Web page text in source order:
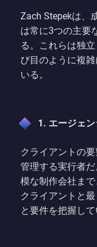
Zach Stepekは、
は常に3つの主要
る。これらは独
び目のように複
いる。
1. エージェ
クライアントの
管理する実行者
模な制作会社ま
クライアントと
と要件を把握して